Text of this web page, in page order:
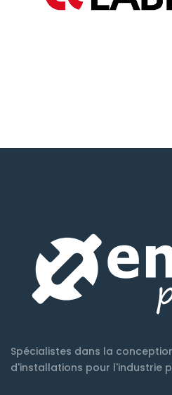
Spécialistes dans la
d'installations pour l'industrie